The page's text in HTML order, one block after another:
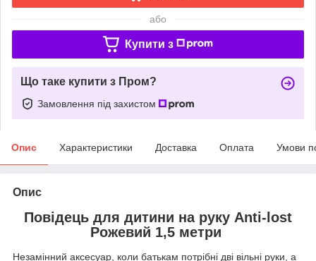
або
Купити з
Що таке купити з Пром?
Замовлення під захистом
Опис Характеристики Доставка Оплата Умови
Опис
Повідець для дитини на руку Anti-lost
Рожевий 1,5 метри
Незамінний аксесуар, коли батькам потрібні дві вільні руки, а